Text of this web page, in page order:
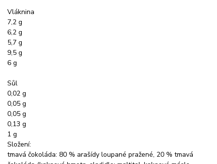
Vláknina
7,2 g
6,2 g
5,7 g
9,5 g
6 g
Sůl
0,02 g
0,05 g
0,05 g
0,13 g
1 g
Složení:
tmavá čokoláda: 80 % arašídy loupané pražené, 20 % tmavá